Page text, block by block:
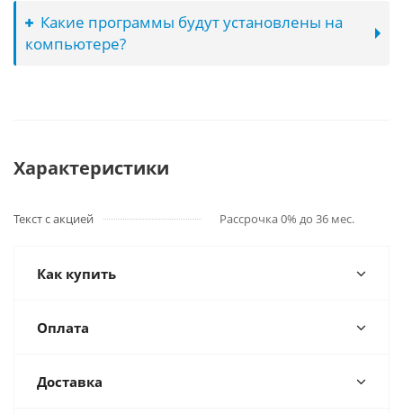
Какие программы будут установлены на
компьютере?
Характеристики
Текст с акцией Рассрочка 0% до 36 мес.
Как купить
Оплата
Доставка